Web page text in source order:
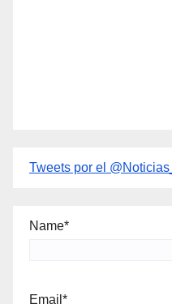
Tweets por el
Name*
Email*